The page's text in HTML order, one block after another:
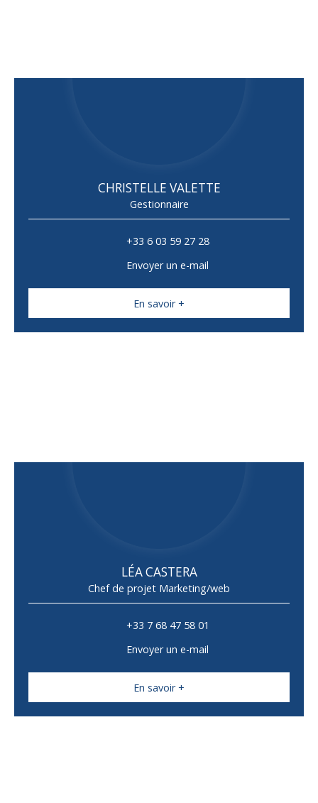
CHRISTELLE VALETTE
Gestionnaire
+33 6 03 59 27 28
Envoyer un e-mail
En savoir +
LÉA CASTERA
Chef de projet Marketing/web
+33 7 68 47 58 01
Envoyer un e-mail
En savoir +